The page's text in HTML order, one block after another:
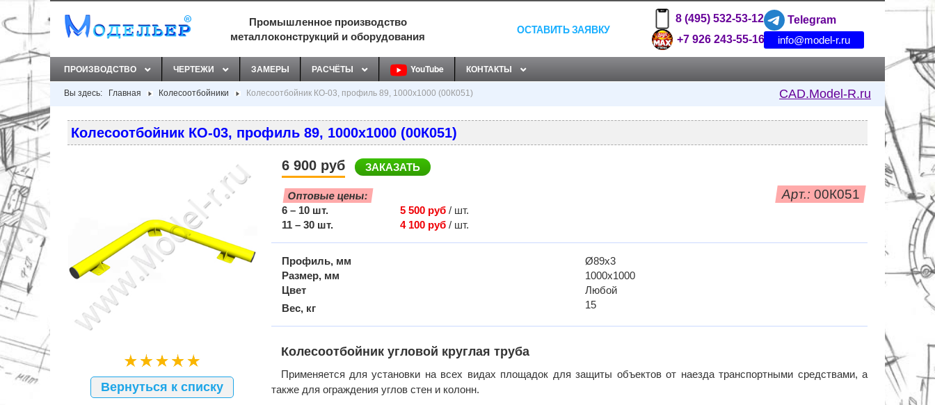
Промышленное производство
металлоконструкций и оборудования
ОСТАВИТЬ ЗАЯВКУ
8 (495) 532-53-12
+7 926 243-55-16
Telegram
info@model-r.ru
ПРОИЗВОДСТВО ЧЕРТЕЖИ ЗАМЕРЫ РАСЧЁТЫ YouTube КОНТАКТЫ
Вы здесь: Главная Колесоотбойники Колесоотбойник КО-03, профиль 89, 1000х1000 (00К051) CAD.Model-R.ru
Колесоотбойник КО-03, профиль 89, 1000х1000 (00К051)
Вернуться к списку
Арт.:00К051
6 900 руб ЗАКАЗАТЬ
Оптовые цены:
6 – 10 шт.
5 500 руб / шт.
11 – 30 шт.
4 100 руб / шт.
Профиль, мм
Ø89х3
Размер, мм
1000х1000
Цвет
Любой
Вес, кг
15
Колесоотбойник угловой круглая труба
Применяется для установки на всех видах площадок для защиты объектов от наезда транспортными средствами, а
также для ограждения углов стен и колонн.